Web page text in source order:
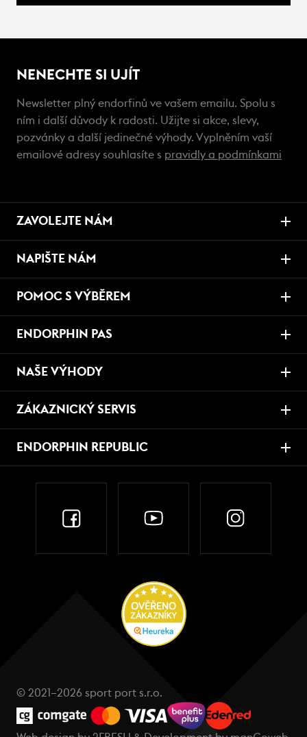
NENECHTE SI UJÍT
Newsletter plný endorfinů ve vašem emailu. Spolu s
ním i další důvody k radosti. Užijte si akce, slevy,
pozvánky a další jedinečné výhody. Vyplněním vaší
emailové adresy souhlasíte s pravidly a podmínkami
ZAVOLEJTE NÁM
NAPIŠTE NÁM
POMOC S VÝBĚREM
ENDORPHIN PAS
NAŠE VÝHODY
ZÁKAZNICKÝ SERVIS
ENDORPHIN REPUBLIC
© 2021–2026 sport port s.r.o.